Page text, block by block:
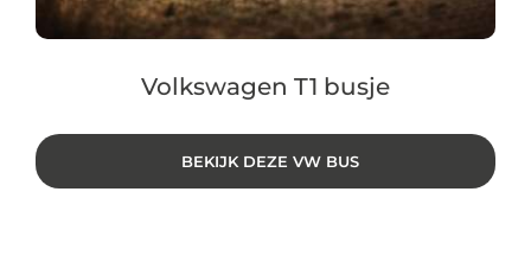
Volkswagen T1 busje
BEKIJK DEZE VW BUS